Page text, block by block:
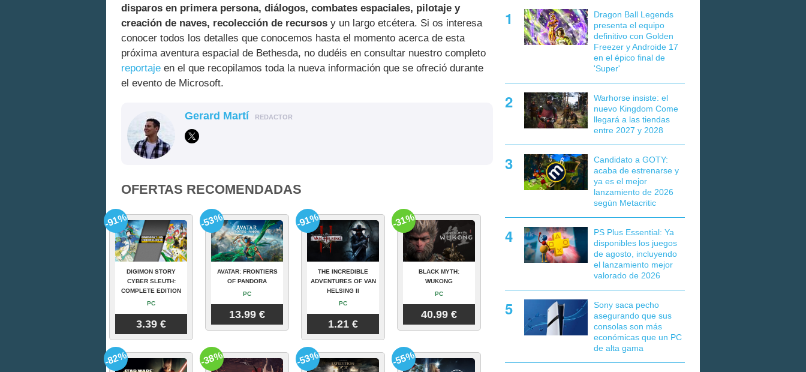
disparos en primera persona, diálogos, combates espaciales, pilotaje y
creación de naves, recolección de recursos y un largo etcétera. Si os interesa
conocer todos los detalles que conocemos hasta el momento acerca de esta
próxima aventura espacial de Bethesda, no dudéis en consultar nuestro completo
reportaje en el que recopilamos toda la nueva información que se ofreció durante
el evento de Microsoft.
Gerard Martí REDACTOR
OFERTAS RECOMENDADAS
DIGIMON STORY
CYBER SLEUTH:
COMPLETE EDITION
PC
3.39 €
-91%
AVATAR: FRONTIERS
OF PANDORA
PC
13.99 €
-53%
THE INCREDIBLE
ADVENTURES OF VAN
HELSING II
PC
1.21 €
-91%
BLACK MYTH:
WUKONG
PC
40.99 €
-31%
-82% -38% -53% -55%
Dragon Ball Legends
presenta el equipo
definitivo con Golden
Freezer y Androide 17
en el épico final de
'Super'
Warhorse insiste: el
nuevo Kingdom Come
llegará a las tiendas
entre 2027 y 2028
Candidato a GOTY:
acaba de estrenarse y
ya es el mejor
lanzamiento de 2026
según Metacritic
PS Plus Essential: Ya
disponibles los juegos
de agosto, incluyendo
el lanzamiento mejor
valorado de 2026
Sony saca pecho
asegurando que sus
consolas son más
económicas que un PC
de alta gama